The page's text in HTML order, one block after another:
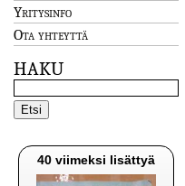
Yritysinfo
Ota yhteyttä
HAKU
40 viimeksi lisättyä